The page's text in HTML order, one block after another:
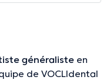
généraliste en
de VOCLIdental